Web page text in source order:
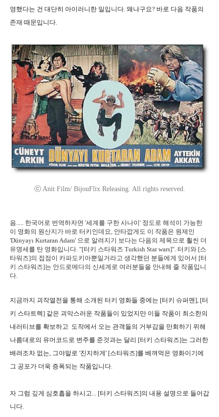
영했다는 건 대단히 아이러니한 일입니다. 왜냐구요? 바로 다음 작품의
존재 때문입니다.
ⓒ Anit Film/ BijouFlix Releasing. All rights reserved.
음..... 한국어로 번역하자면 '세계를 구한 사나이' 정도로 해석이 가능한
이 영화의 원산지가 바로 터키인데요, 안타깝게도 이 작품은 원제인
'Dünyayı Kurtaran Adam' 으로 알려지기 보다는 다음의 제목으로 훨씬 더
유명세를 탄 영화입니다. "[터키 스타워즈 Turkish Star wars]". 터키와 [스
타워즈]의 접점이 카파도키아뿐일거라고 생각했던 분들에게 있어서 [터
키 스타워즈]는 안드로메다의 신세계로 여러분들을 안내해 줄 작품입니
다.
지금까지 괴작열전을 통해 소개된 터키 영화들 중에는 [터키 슈퍼맨], [터
키 스타트렉] 같은 괴악스러운 작품들이 있었지만 이들 작품이 최소한의
내러티브를 확보하고 도작에서 오는 관객들의 거부감을 만회하기 위해
나름대로의 유머코드로 변주를 준것과는 달리 [터키 스타워즈]는 그러한
배려조차 없는, 그야말로 '진지하게' [스타워즈]를 베껴먹은 영화이기에
그 공포가 더욱 증폭되는 작품입니다.
자 그럼 깊게 심호흡을 하시고... [터키 스타워즈]의 내용 설명으로 들어갑
니다.